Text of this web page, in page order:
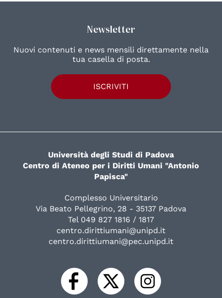
Newsletter
Nuovi contenuti e news mensili direttamente nella
tua casella di posta.
ISCRIVITI
Università degli Studi di Padova
Centro di Ateneo per i Diritti Umani "Antonio
Papisca"
Complesso Universitario
Via Beato Pellegrino, 28 - 35137 Padova
Tel 049 827 1816 / 1817
centro.dirittiumani@unipd.it
centro.dirittiumani@pec.unipd.it